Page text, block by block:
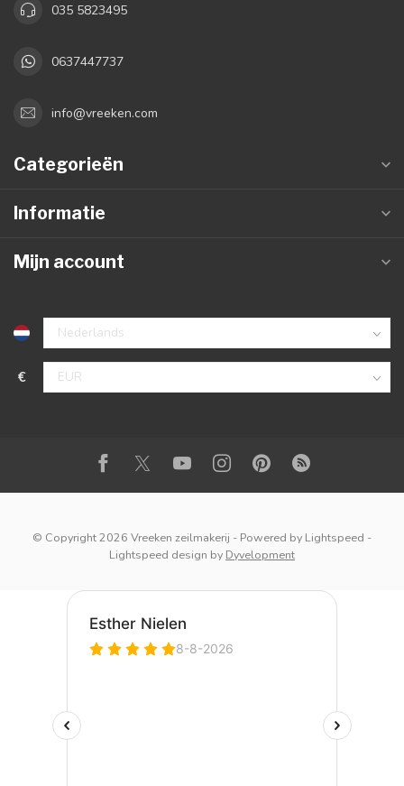
035 5823495
0637447737
info@vreeken.com
Categorieën
Informatie
Mijn account
€
© Copyright 2026 Vreeken zeilmakerij - Powered by Lightspeed -
Lightspeed design by Dyvelopment